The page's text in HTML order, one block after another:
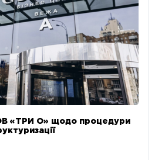
«ТРИ О» щодо процедури